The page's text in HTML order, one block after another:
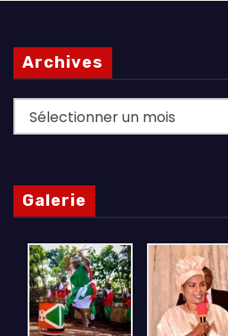
Archives
Archives
Galerie